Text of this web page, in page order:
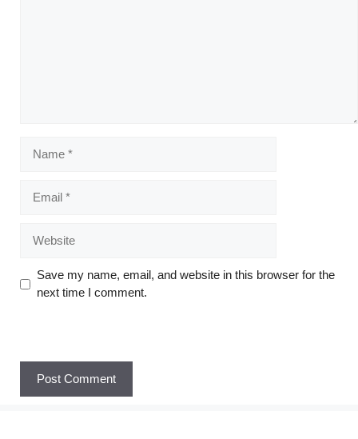
Save my name, email, and website in this browser for the
next time I comment.